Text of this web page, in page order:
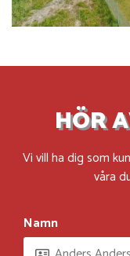
HÖR
Vi vill ha dig som
våra
Namn